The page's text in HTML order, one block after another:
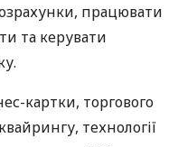
працювати
та керувати
картки, торгового
технології